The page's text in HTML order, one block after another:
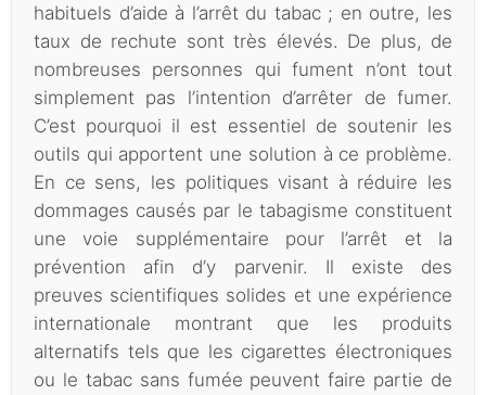
habituels d’aide à l’arrêt du tabac ; en outre, les
taux de rechute sont très élevés. De plus, de
nombreuses personnes qui fument n’ont tout
simplement pas l’intention d’arrêter de fumer.
C’est pourquoi il est essentiel de soutenir les
outils qui apportent une solution à ce problème.
En ce sens, les politiques visant à réduire les
dommages causés par le tabagisme constituent
une voie supplémentaire pour l’arrêt et la
prévention afin d’y parvenir. Il existe des
preuves scientifiques solides et une expérience
internationale montrant que les produits
alternatifs tels que les cigarettes électroniques
ou le tabac sans fumée peuvent faire partie de